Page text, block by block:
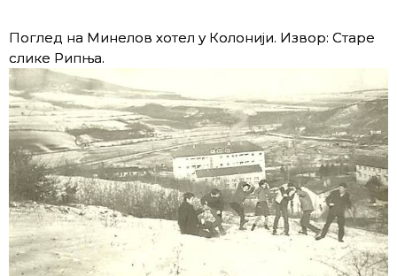
Поглед на Минелов хотел у Колонији. Извор: Старе
слике Рипња.